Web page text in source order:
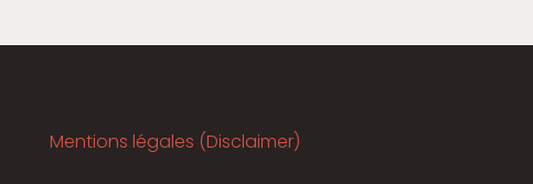
Mentions légales (Disclaimer)